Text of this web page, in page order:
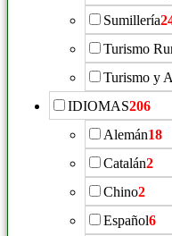
Sumillería
Turismo
Turismo y
IDIOMAS206
Alemán18
Catalán2
Chino2
Español6